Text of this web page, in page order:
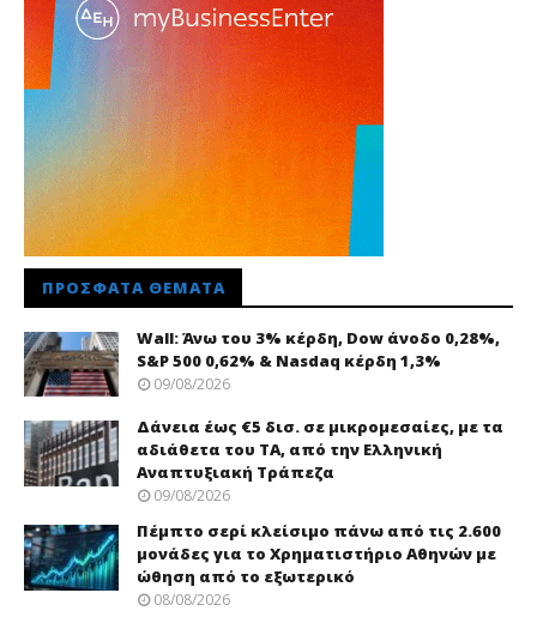
ΠΡΌΣΦΑΤΑ ΘΈΜΑΤΑ
Wall: Άνω του 3% κέρδη, Dow άνοδο 0,28%,
S&P 500 0,62% & Nasdaq κέρδη 1,3%
09/08/2026
Δάνεια έως €5 δισ. σε μικρομεσαίες, με τα
αδιάθετα του ΤΑ, από την Ελληνική
Αναπτυξιακή Τράπεζα
09/08/2026
Πέμπτο σερί κλείσιμο πάνω από τις 2.600
μονάδες για το Χρηματιστήριο Αθηνών με
ώθηση από το εξωτερικό
08/08/2026